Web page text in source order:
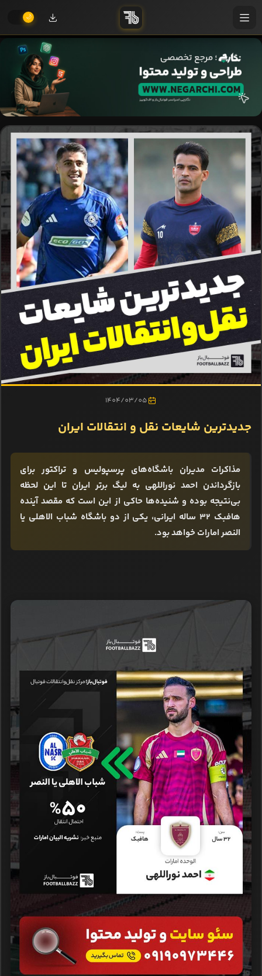
1404/03/05
جدیدترین شایعات نقل و انتقالات ایران
مذاکرات مدیران باشگاه‌های پرسپولیس و تراکتور برای
بازگرداندن احمد نوراللهی به لیگ برتر ایران تا این لحظه
بی‌نتیجه بوده و شنیده‌ها حاکی از این است که مقصد آینده
هافبک 32 ساله ایرانی، یکی از دو باشگاه شباب الاهلی یا
النصر امارات خواهد بود.